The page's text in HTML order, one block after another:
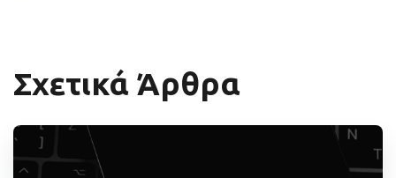
Σχετικά Άρθρα